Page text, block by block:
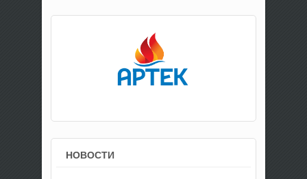
НОВОСТИ